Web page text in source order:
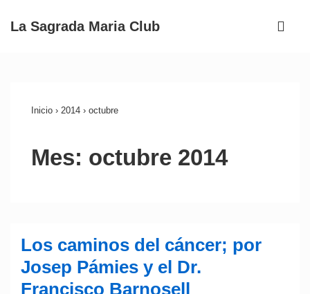
La Sagrada Maria Club
Inicio › 2014 › octubre
Mes: octubre 2014
Los caminos del cáncer; por
Josep Pámies y el Dr.
Francisco Barnosell